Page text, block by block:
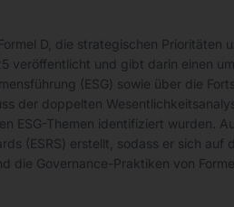
D, die strategischen Prioritäten
veröffentlicht und gibt darin einen
(ESG) sowie über die
der doppelten
ESG-Themen identifiziert wurden.
(ESRS) erstellt, sodass er sich
die Governance-Praktiken von